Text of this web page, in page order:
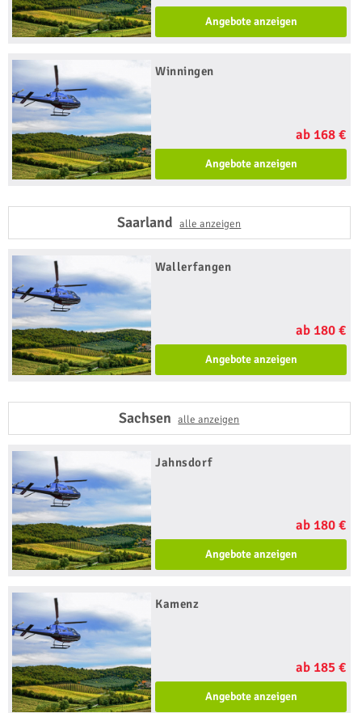
Angebote anzeigen
Winningen
ab 168 €
Angebote anzeigen
Saarlandalle anzeigen
Wallerfangen
ab 180 €
Angebote anzeigen
Sachsenalle anzeigen
Jahnsdorf
ab 180 €
Angebote anzeigen
Kamenz
ab 185 €
Angebote anzeigen